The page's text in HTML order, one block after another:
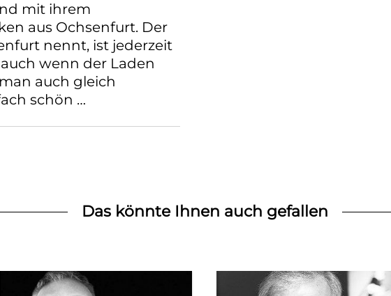
mit ihrem
aus Ochsenfurt. Der
nennt, ist jederzeit
wenn der Laden
auch gleich
schön …
Das könnte Ihnen auch gefallen